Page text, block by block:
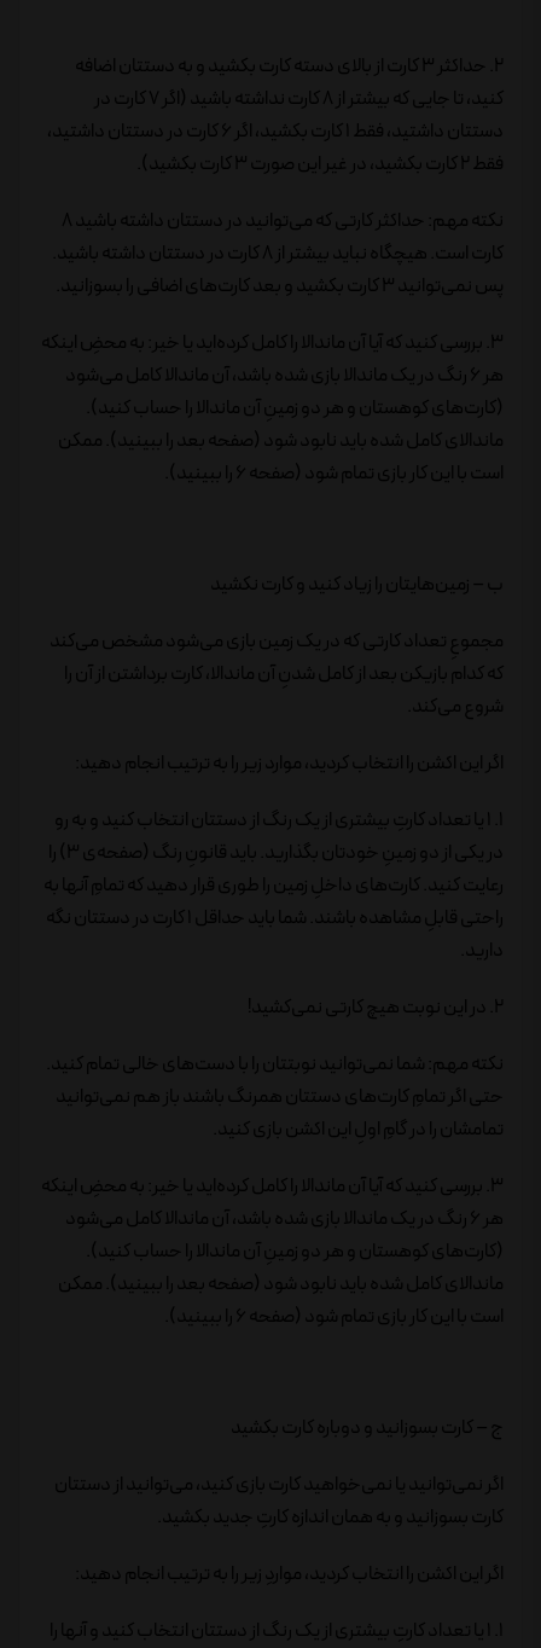
2. حداکثر 3 کارت از بالای دسته کارت بکشید و به دستتان اضافه
کنید، تا جایی که بیشتر از 8 کارت نداشته باشید (اگر 7 کارت در
دستتان داشتید، فقط 1 کارت بکشید، اگر 6 کارت در دستتان داشتید،
فقط 2 کارت بکشید، در غیر این صورت 3 کارت بکشید).
نکته مهم: حداکثر کارتی که می‌توانید در دستتان داشته باشید 8
کارت است. هیچگاه نباید بیشتر از 8 کارت در دستتان داشته باشید.
پس نمی‌توانید 3 کارت بکشید و بعد کارت‌های اضافی را بسوزانید.
3. بررسی کنید که آیا آن ماندالا را کامل کرده‌اید یا خیر: به محضِ اینکه
هر 6 رنگ در یک ماندالا بازی شده باشد، آن ماندالا کامل می‌شود
(کارت‌های کوهستان و هر دو زمینِ آن ماندالا را حساب کنید).
ماندالای کامل شده باید نابود شود (صفحه بعد را ببینید). ممکن
است با این کار بازی تمام شود (صفحه 6 را ببینید).
ب – زمین‌هایتان را زیاد کنید و کارت نکشید
مجموعِ تعداد کارتی که در یک زمین بازی می‌شود مشخص می‌کند
که کدام بازیکن بعد از کامل شدنِ آن ماندالا، کارت برداشتن از آن را
شروع می‌کند.
اگر این اکشن را انتخاب کردید، موارد زیر را به ترتیب انجام دهید:
1. 1 یا تعداد کارتِ بیشتری از یک رنگ از دستتان انتخاب کنید و به رو
در یکی از دو زمینِ خودتان بگذارید. باید قانونِ رنگ (صفحه‌ی 3) را
رعایت کنید. کارت‌های داخلِ زمین را طوری قرار دهید که تمامِ آنها به
راحتی قابلِ مشاهده باشند. شما باید حداقل 1 کارت در دستتان نگه
دارید.
2. در این نوبت هیچ کارتی نمی‌کشید!
نکته مهم: شما نمی‌توانید نوبتتان را با دست‌های خالی تمام کنید.
حتی اگر تمامِ کارت‌های دستتان همرنگ باشند باز هم نمی‌توانید
تمامشان را در گامِ اولِ این اکشن بازی کنید.
3. بررسی کنید که آیا آن ماندالا را کامل کرده‌اید یا خیر: به محضِ اینکه
هر 6 رنگ در یک ماندالا بازی شده باشد، آن ماندالا کامل می‌شود
(کارت‌های کوهستان و هر دو زمینِ آن ماندالا را حساب کنید).
ماندالای کامل شده باید نابود شود (صفحه بعد را ببینید). ممکن
است با این کار بازی تمام شود (صفحه 6 را ببینید).
ج – کارت بسوزانید و دوباره کارت بکشید
اگر نمی‌توانید یا نمی‌خواهید کارت بازی کنید، می‌توانید از دستتان
کارت بسوزانید و به همان اندازه کارتِ جدید بکشید.
اگر این اکشن را انتخاب کردید، مواردِ زیر را به ترتیب انجام دهید:
1. 1 یا تعداد کارتِ بیشتری از یک رنگ از دستتان انتخاب کنید و آنها را